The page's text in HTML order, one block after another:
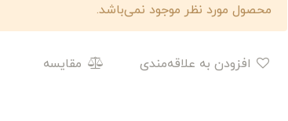
محصول مورد نظر موجود نمی‌باشد.
مقایسه